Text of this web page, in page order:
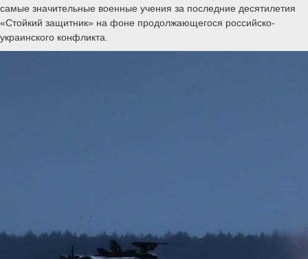
самые значительные военные учения за последние десятилетия
«Стойкий защитник» на фоне продолжающегося российско-
украинского конфликта.